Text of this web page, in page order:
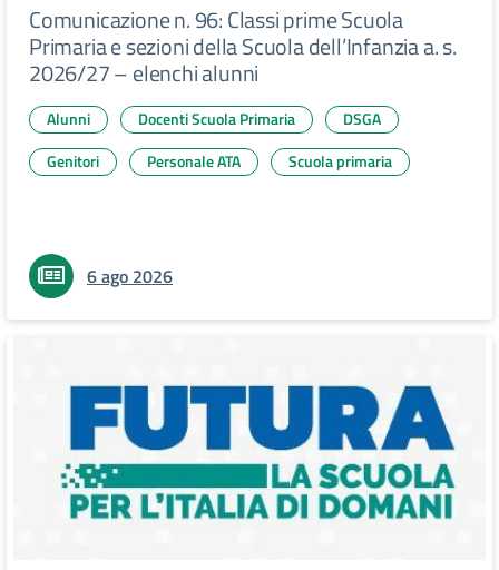
Comunicazione n. 96: Classi prime Scuola
Primaria e sezioni della Scuola dell’Infanzia a. s.
2026/27 – elenchi alunni
Alunni Docenti Scuola Primaria
DSGA
Genitori
Personale ATA Scuola primaria
6 ago 2026